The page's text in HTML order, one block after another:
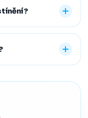
na materiál a
když je vše
převodem,
profesionálně
abyste neměli
materiály a precizní
cokoliv řešit,